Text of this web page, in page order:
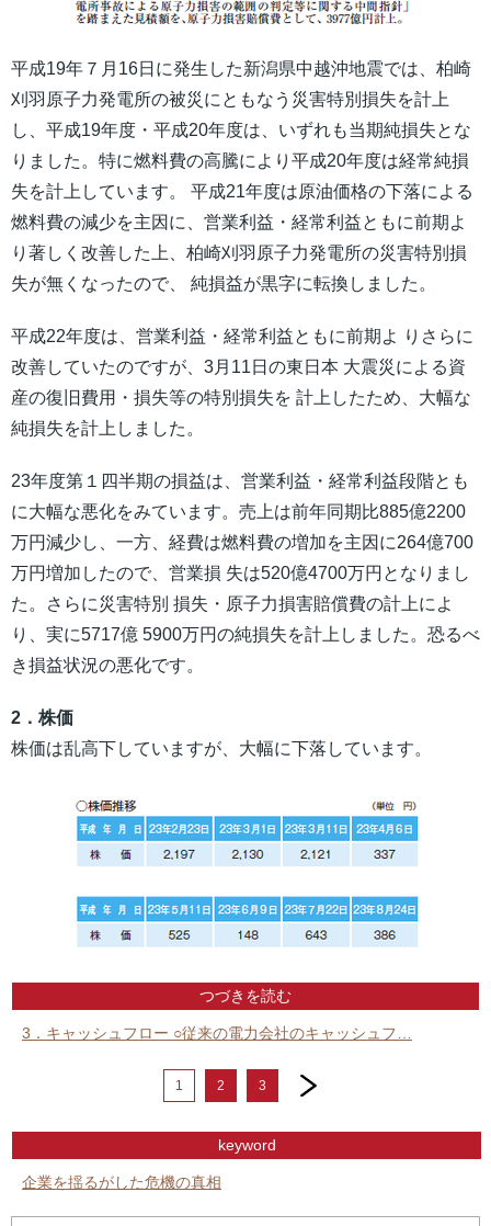
平成19年７月16日に発生した新潟県中越沖地震では、柏崎
刈羽原子力発電所の被災にともなう災害特別損失を計上
し、平成19年度・平成20年度は、いずれも当期純損失とな
りました。特に燃料費の高騰により平成20年度は経常純損
失を計上しています。 平成21年度は原油価格の下落による
燃料費の減少を主因に、営業利益・経常利益ともに前期よ
り著しく改善した上、柏崎刈羽原子力発電所の災害特別損
失が無くなったので、 純損益が黒字に転換しました。
平成22年度は、営業利益・経常利益ともに前期よ りさらに
改善していたのですが、3月11日の東日本 大震災による資
産の復旧費用・損失等の特別損失を 計上したため、大幅な
純損失を計上しました。
23年度第１四半期の損益は、営業利益・経常利益段階とも
に大幅な悪化をみています。売上は前年同期比885億2200
万円減少し、一方、経費は燃料費の増加を主因に264億700
万円増加したので、営業損 失は520億4700万円となりまし
た。さらに災害特別 損失・原子力損害賠償費の計上によ
り、実に5717億 5900万円の純損失を計上しました。恐るべ
き損益状況の悪化です。
2．株価
株価は乱高下していますが、大幅に下落しています。
つづきを読む
3．キャッシュフロー ○従来の電力会社のキャッシュフ…
1 2 3
next
keyword
企業を揺るがした危機の真相